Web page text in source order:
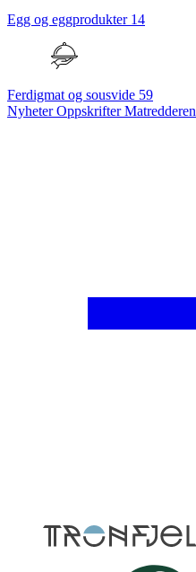
Egg og eggprodukter 14
Ferdigmat og sousvide 59
NyheterOppskrifterMatredderen